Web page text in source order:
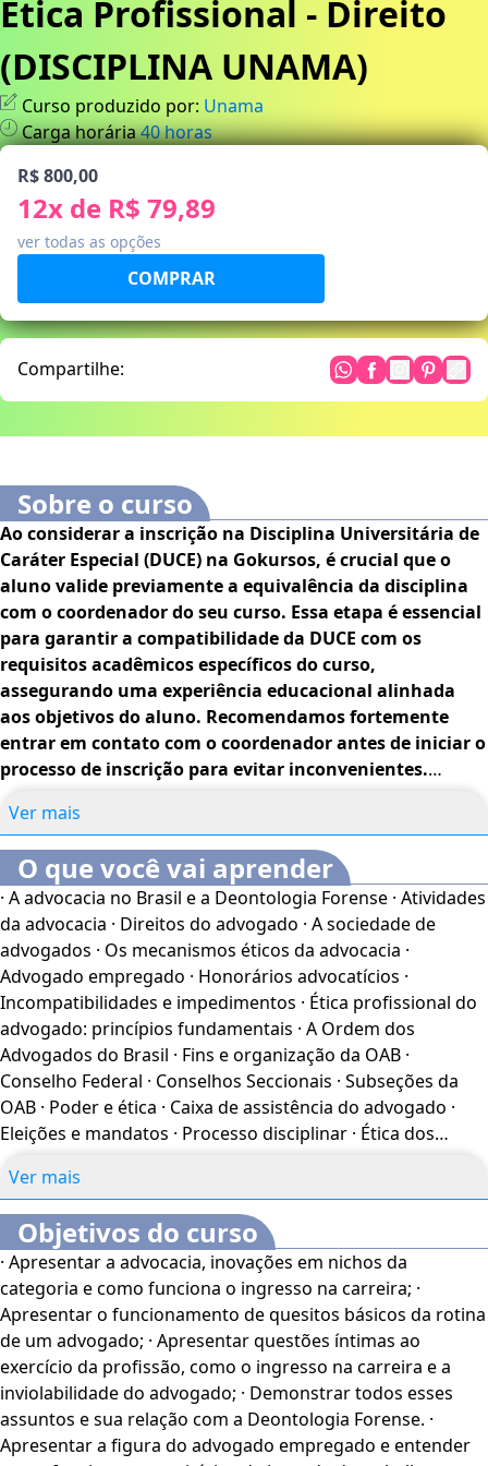
Ética Profissional - Direito
(DISCIPLINA UNAMA)
Curso produzido por: Unama
Carga horária40horas
R$ 800,00
12x de R$ 79,89
ver todas as opções
Compartilhe:
Sobre o curso
Ao considerar a inscrição na Disciplina Universitária de
Caráter Especial (DUCE) na Gokursos, é crucial que o
aluno valide previamente a equivalência da disciplina
com o coordenador do seu curso. Essa etapa é essencial
para garantir a compatibilidade da DUCE com os
requisitos acadêmicos específicos do curso,
assegurando uma experiência educacional alinhada
aos objetivos do aluno. Recomendamos fortemente
entrar em contato com o coordenador antes de iniciar o
processo de inscrição para evitar inconvenientes.
adicionais.
A ética está presente o tempo todo em nossas vidas.
Desde a tenra idade quando nossos pais nos passaram
certas normas simples e que levamos para a vida inteira.
Por exemplo: não furar filas, respeitar os mais velhos, não
colar durante as provas etc. No mundo em que vivemos,
torna-se cada vez mais complexo agir com ética. Apesar
disso, precisamos resgatar preceitos que estão caindo em
desuso progressivamente. Portanto, mais que normas de
condutas morais e sociais, trataremos da Deontologia
Forense – uma ramificação da ética em que se tem um
conjunto de normas de conduta para profissionais da
normas que competem ao advogado.
PROFESSOR(A) EXECUTOR(A)
- A disciplina de Ética Profissional - Direito é conduzida pela
Luisa Carolyne Gomes de Sá Carvalho.
CERTIFICAÇÃO
A oferta deste curso/disciplina é feita pelo curso de
DIREITO (resolução registrada com N° 72, de 10/02/2017)
da UNAMA - Universidade da Amazônia (Portaria MEC
1.113 de 27 de dezembro de 2015), em consonância ao
Ver mais
O que você vai aprender
· A advocacia no Brasil e a Deontologia Forense · Atividades
da advocacia · Direitos do advogado · A sociedade de
advogados · Os mecanismos éticos da advocacia ·
Advogado empregado · Honorários advocatícios ·
Incompatibilidades e impedimentos · Ética profissional do
advogado: princípios fundamentais · A Ordem dos
Advogados do Brasil · Fins e organização da OAB ·
Conselho Federal · Conselhos Seccionais · Subseções da
OAB · Poder e ética · Caixa de assistência do advogado ·
Eleições e mandatos · Processo disciplinar · Ética dos
Ver mais
Objetivos do curso
· Apresentar a advocacia, inovações em nichos da
categoria e como funciona o ingresso na carreira; ·
Apresentar o funcionamento de quesitos básicos da rotina
de um advogado; · Apresentar questões íntimas ao
exercício da profissão, como o ingresso na carreira e a
inviolabilidade do advogado; · Demonstrar todos esses
assuntos e sua relação com a Deontologia Forense. ·
Apresentar a figura do advogado empregado e entender